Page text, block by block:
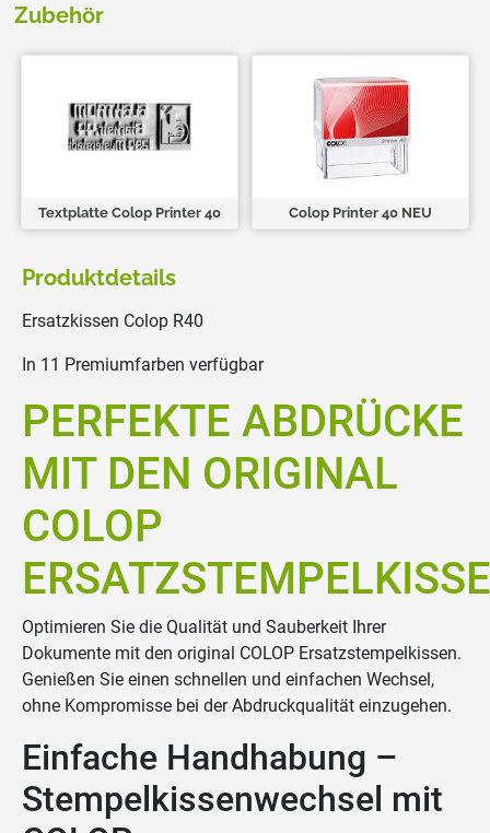
Zubehör
Textplatte Colop Printer 40 Colop Printer 40 NEU
Produktdetails
Ersatzkissen Colop R40
In 11 Premiumfarben verfügbar
PERFEKTE ABDRÜCKE
MIT DEN ORIGINAL
COLOP
Optimieren Sie die Qualität und Sauberkeit Ihrer
Dokumente mit den original COLOP Ersatzstempelkissen.
Genießen Sie einen schnellen und einfachen Wechsel,
ohne Kompromisse bei der Abdruckqualität einzugehen.
Einfache Handhabung –
Stempelkissenwechsel mit